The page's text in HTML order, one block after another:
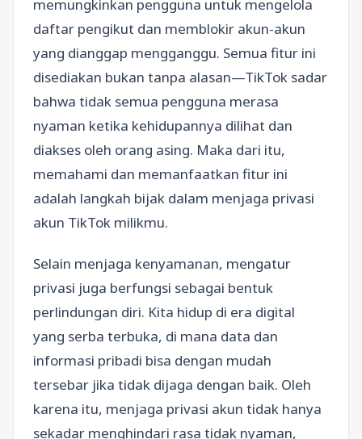
memungkinkan pengguna untuk mengelola
daftar pengikut dan memblokir akun-akun
yang dianggap mengganggu. Semua fitur ini
disediakan bukan tanpa alasan—TikTok sadar
bahwa tidak semua pengguna merasa
nyaman ketika kehidupannya dilihat dan
diakses oleh orang asing. Maka dari itu,
memahami dan memanfaatkan fitur ini
adalah langkah bijak dalam menjaga privasi
akun TikTok milikmu.
Selain menjaga kenyamanan, mengatur
privasi juga berfungsi sebagai bentuk
perlindungan diri. Kita hidup di era digital
yang serba terbuka, di mana data dan
informasi pribadi bisa dengan mudah
tersebar jika tidak dijaga dengan baik. Oleh
karena itu, menjaga privasi akun tidak hanya
sekadar menghindari rasa tidak nyaman,